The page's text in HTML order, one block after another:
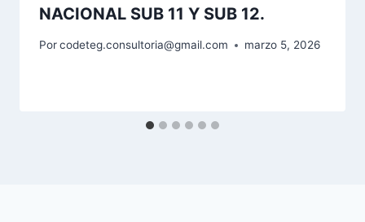
NACIONAL SUB 11 Y SUB 12.
Porcodeteg.consultoria@gmail.com marzo 5, 2026